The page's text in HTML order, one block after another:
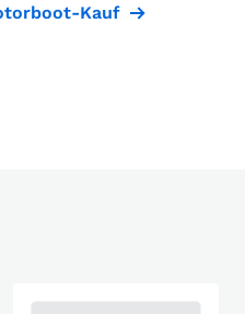
Kauf